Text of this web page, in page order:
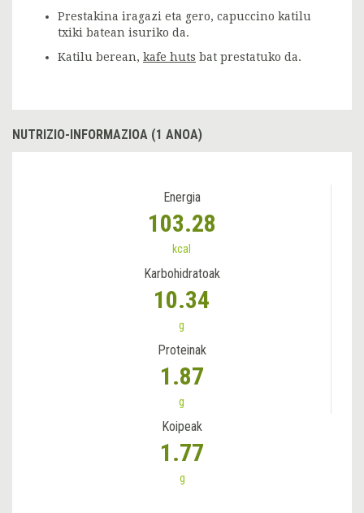
Prestakina iragazi eta gero, capuccino katilu
txiki batean isuriko da.
Katilu berean, kafe huts bat prestatuko da.
NUTRIZIO-INFORMAZIOA (1 ANOA)
Energia
103.28
kcal
Karbohidratoak
10.34
g
Proteinak
1.87
g
Koipeak
1.77
g